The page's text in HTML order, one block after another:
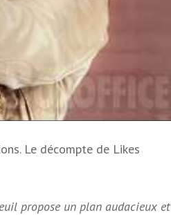
Le décompte de Likes
propose un plan audacieux et